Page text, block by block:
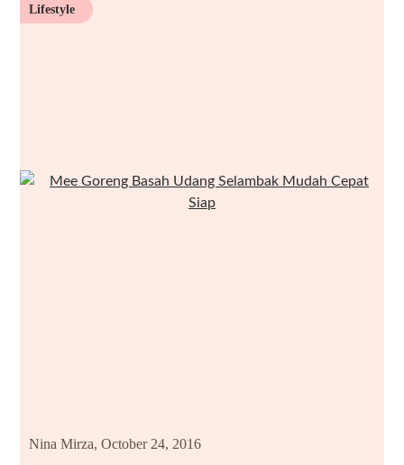
Lifestyle
Nina Mirza, October 24, 2016